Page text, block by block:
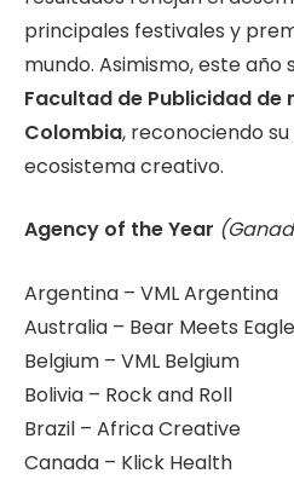
principales festivales y
mundo. Asimismo, este año
Facultad de Publicidad de
Colombia, reconociendo
ecosistema creativo.
Agency of the Year
Argentina – VML Argentina
Australia – Bear Meets
Belgium – VML Belgium
Bolivia – Rock and Roll
Brazil – Africa Creative
Canada – Klick Health